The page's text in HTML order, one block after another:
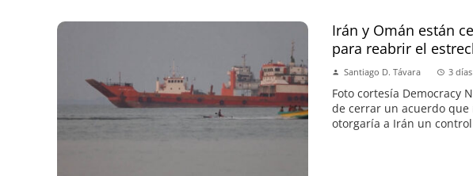
Irán y Omán están
para reabrir el
Santiago D. Távara 3
Foto cortesía Democracy
de cerrar un acuerdo
otorgaría a Irán un